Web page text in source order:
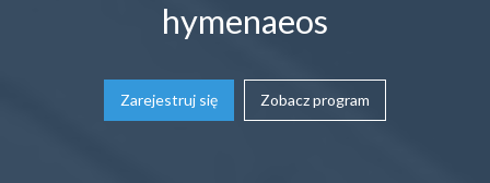
hymenaeos
Zarejestruj się Zobacz program